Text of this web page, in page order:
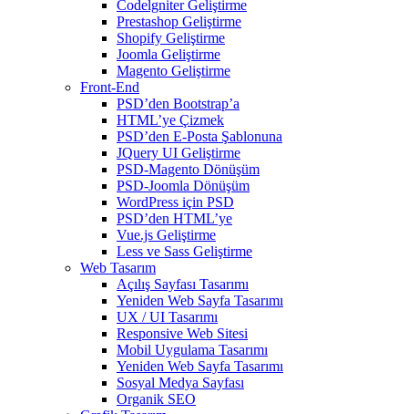
Codelgniter Geliştirme
Prestashop Geliştirme
Shopify Geliştirme
Joomla Geliştirme
Magento Geliştirme
Front-End
PSD’den Bootstrap’a
HTML’ye Çizmek
PSD’den E-Posta Şablonuna
JQuery UI Geliştirme
PSD-Magento Dönüşüm
PSD-Joomla Dönüşüm
WordPress için PSD
PSD’den HTML’ye
Vue.js Geliştirme
Less ve Sass Geliştirme
Web Tasarım
Açılış Sayfası Tasarımı
Yeniden Web Sayfa Tasarımı
UX / UI Tasarımı
Responsive Web Sitesi
Mobil Uygulama Tasarımı
Yeniden Web Sayfa Tasarımı
Sosyal Medya Sayfası
Organik SEO